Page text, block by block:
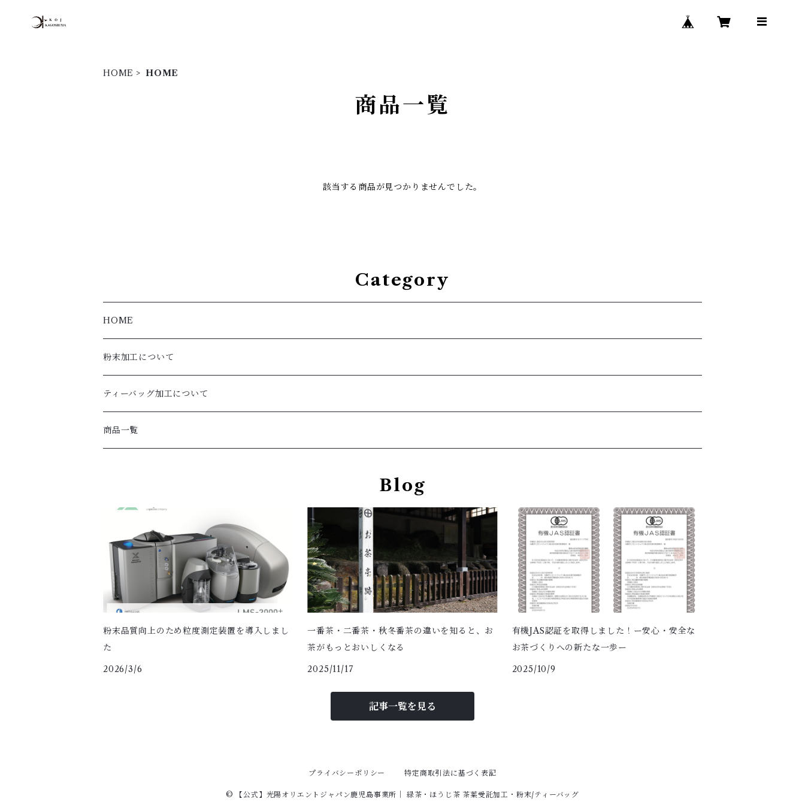
HOME HOME
商品一覧
該当する商品が見つかりませんでした。
Category
HOME
粉末加工について
ティーバッグ加工について
商品一覧
Blog
粉末品質向上のため粒度測定装置を導入しまし
た
2026/3/6
一番茶・二番茶・秋冬番茶の違いを知ると、お
茶がもっとおいしくなる
2025/11/17
有機JAS認証を取得しました！ー安心・安全な
お茶づくりへの新たな一歩ー
2025/10/9
記事一覧を見る
プライバシーポリシー 特定商取引法に基づく表記
© 【公式】光陽オリエントジャパン鹿児島事業所｜ 緑茶・ほうじ茶 茶葉受託加工・粉末/ティーバッグ